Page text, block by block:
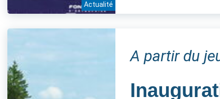
Actualité
A partir du